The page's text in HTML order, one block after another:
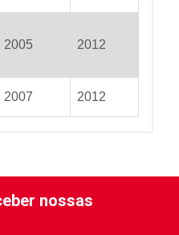
2005 2012
2007 2012
nossas